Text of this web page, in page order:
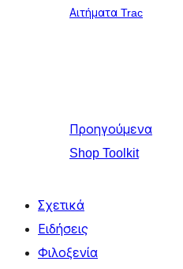
Αιτήματα Trac
Προηγούμενα
Shop Toolkit
Σχετικά
Ειδήσεις
Φιλοξενία